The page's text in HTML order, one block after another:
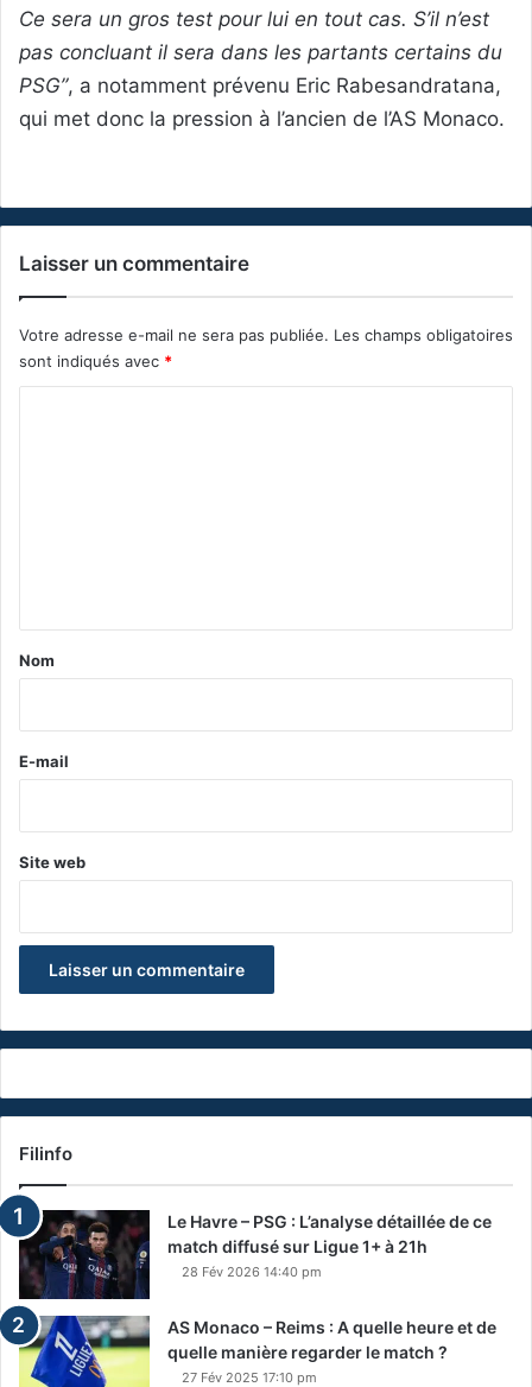
Ce sera un gros test pour lui en tout cas. S’il n’est
pas concluant il sera dans les partants certains du
PSG”, a notamment prévenu Eric Rabesandratana,
qui met donc la pression à l’ancien de l’AS Monaco.
Laisser un commentaire
Votre adresse e-mail ne sera pas publiée. Les champs obligatoires
sont indiqués avec *
a
e
Nom
E-mail
Site web
Filinfo
Le Havre – PSG : L’analyse détaillée de ce
match diffusé sur Ligue 1+ à 21h
28 Fév 2026 14:40 pm
AS Monaco – Reims : A quelle heure et de
quelle manière regarder le match ?
27 Fév 2025 17:10 pm